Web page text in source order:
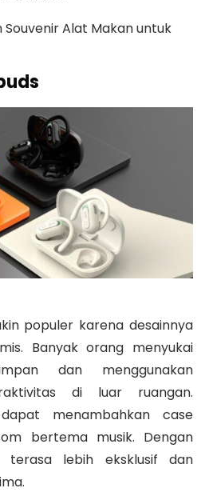
Souvenir Alat Makan untuk
populer karena desainnya
Banyak orang menyukai
dan menggunakan
di luar ruangan.
menambahkan case
bertema musik. Dengan
terasa lebih eksklusif dan